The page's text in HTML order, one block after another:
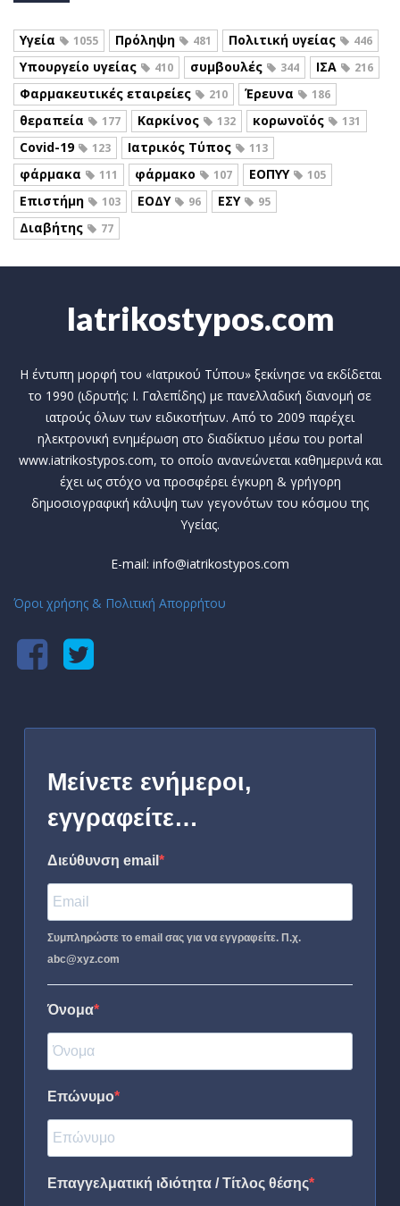
Υγεία 1055 Πρόληψη 481 Πολιτική υγείας 446
Υπουργείο υγείας 410 συμβουλές 344 ΙΣΑ 216
Φαρμακευτικές εταιρείες 210 Έρευνα 186
θεραπεία 177 Καρκίνος 132 κορωνοϊός 131
Covid-19 123 Ιατρικός Τύπος 113
φάρμακα 111 φάρμακο 107 ΕΟΠΥΥ 105
Επιστήμη 103 ΕΟΔΥ 96 ΕΣΥ 95
Διαβήτης 77
Iatrikostypos.com
Η έντυπη μορφή του «Ιατρικού Τύπου» ξεκίνησε να εκδίδεται
το 1990 (ιδρυτής: Ι. Γαλεπίδης) με πανελλαδική διανομή σε
ιατρούς όλων των ειδικοτήτων. Από το 2009 παρέχει
ηλεκτρονική ενημέρωση στο διαδίκτυο μέσω του portal
www.iatrikostypos.com, το οποίο ανανεώνεται καθημερινά και
έχει ως στόχο να προσφέρει έγκυρη & γρήγορη
δημοσιογραφική κάλυψη των γεγονότων του κόσμου της
Υγείας.
E-mail: info@iatrikostypos.com
Όροι χρήσης & Πολιτική Απορρήτου
Μείνετε ενήμεροι,
εγγραφείτε…
Διεύθυνση email
Συμπληρώστε το email σας για να εγγραφείτε. Π.χ.
abc@xyz.com
Όνομα
Επώνυμο
Επαγγελματική ιδιότητα / Τίτλος θέσης